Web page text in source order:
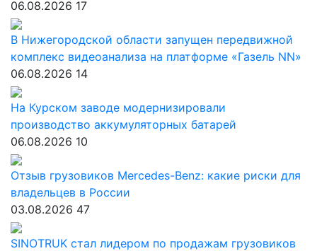
06.08.2026 17
В Нижегородской области запущен передвижной
комплекс видеоанализа на платформе «Газель NN»
06.08.2026 14
На Курском заводе модернизировали
производство аккумуляторных батарей
06.08.2026 10
Отзыв грузовиков Mercedes-Benz: какие риски для
владельцев в России
03.08.2026 47
SINOTRUK стал лидером по продажам грузовиков